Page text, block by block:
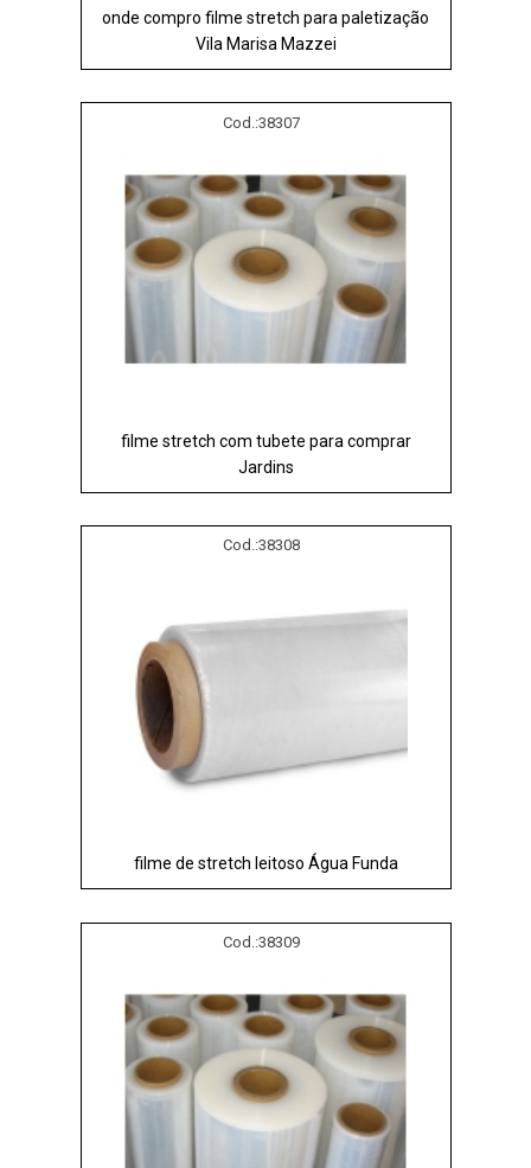
onde compro filme stretch para paletização
Vila Marisa Mazzei
Cod.:38307
filme stretch com tubete para comprar
Jardins
Cod.:38308
filme de stretch leitoso Água Funda
Cod.:38309